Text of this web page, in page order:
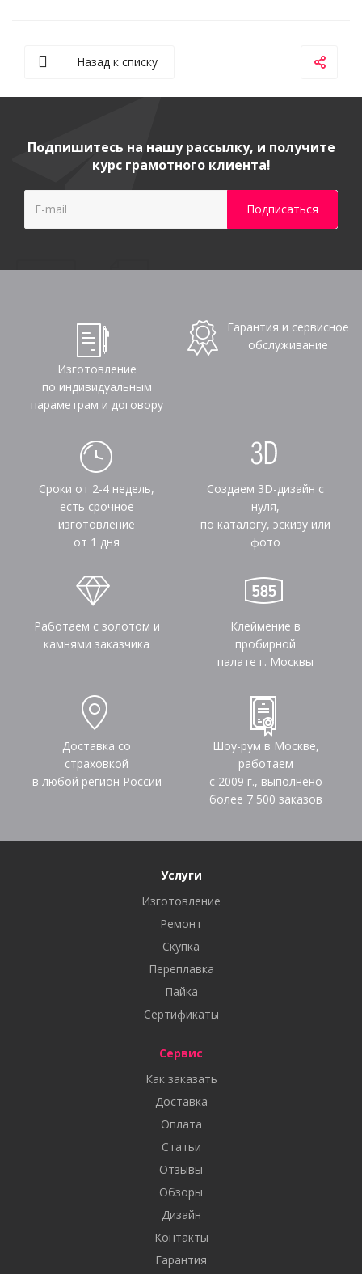
Назад к списку
Подпишитесь на нашу рассылку, и получите
курс грамотного клиента!
Изготовление
по индивидуальным
параметрам и договору
Гарантия и сервисное
обслуживание
Сроки от 2-4 недель,
есть срочное
изготовление
от 1 дня
Создаем 3D-дизайн с
нуля,
по каталогу, эскизу или
фото
Работаем с золотом и
камнями заказчика
Клеймение в
пробирной
палате г. Москвы
Доставка со
страховкой
в любой регион России
Шоу-рум в Москве,
работаем
с 2009 г., выполнено
более 7 500 заказов
Услуги
Изготовление
Ремонт
Скупка
Переплавка
Пайка
Сертификаты
Сервис
Как заказать
Доставка
Оплата
Статьи
Отзывы
Обзоры
Дизайн
Контакты
Гарантия